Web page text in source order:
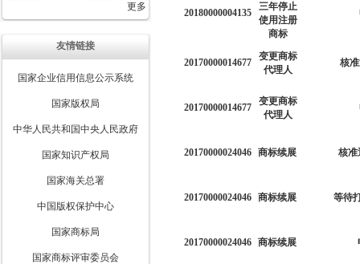
更多
友情链接
国家企业信用信息公示系统
国家版权局
中华人民共和国中央人民政府
国家知识产权局
国家海关总署
中国版权保护中心
国家商标局
国家商标评审委员会
20180000004135
三年停止
使用注册
商标
20170000014677
变更商标
代理人
核
20170000014677
变更商标
代理人
20170000024046 商标续展 核准
20170000024046 商标续展 等待
20170000024046 商标续展